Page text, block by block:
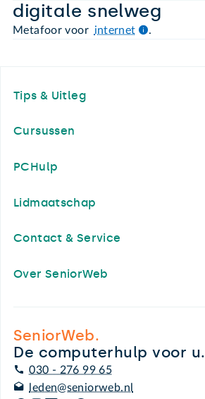
digitale snelweg
Metafoor voor internet .
Tips & Uitleg
Cursussen
PCHulp
Lidmaatschap
Contact & Service
Over SeniorWeb
SeniorWeb.
De computerhulp voor u.
030 - 276 99 65
leden@seniorweb.nl